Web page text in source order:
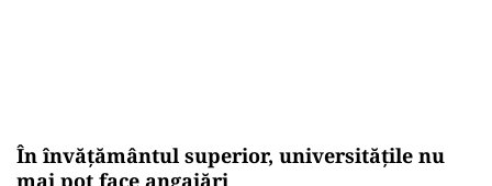
În învățământul superior, universitățile nu
mai pot face angajări